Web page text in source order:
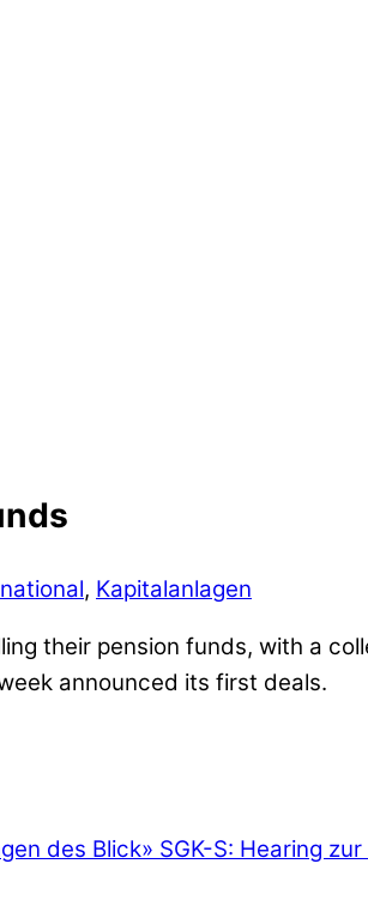
, Kapitalanlagen
their pension funds, with a
announced its first deals.
des Blick» SGK-S: Hearing